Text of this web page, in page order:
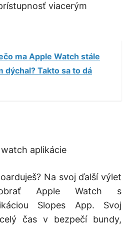
viacerým
ma Apple Watch stále
dýchal? Takto sa to dá
Na svoj ďalší výlet
Apple Watch s
Slopes App. Svoj
čas v bezpečí bundy,